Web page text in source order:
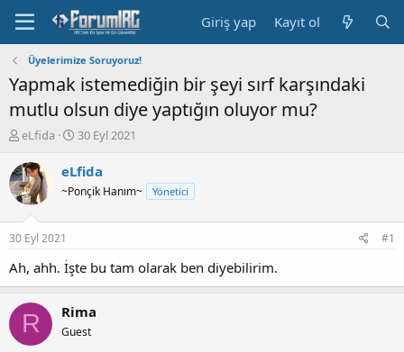
Giriş yap Kayıt ol
Üyelerimize Soruyoruz!
Yapmak istemediğin bir şeyi sırf karşındaki
mutlu olsun diye yaptığın oluyor mu?
K
n
b
u
u
b
a
a
t
a
eLfida
B
ş
a
ç
r
i
30 Eyl 2021
eLfida
~Ponçik Hanım~ Yönetici
30 Eyl 2021 #1
Ah, ahh. İşte bu tam olarak ben diyebilirim.
R Rima
Guest